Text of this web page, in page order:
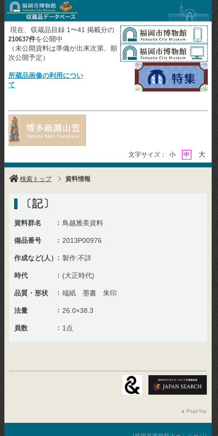
現在、収蔵品目録 1〜41 掲載分の
210637件を公開中
（未公開資料は準備が出来次第、順
次公開予定）
所蔵品画像の利用につい
て
文字サイズ： 小 中 大
検索トップ 資料情報
〔記〕
資料群名 鳥越雅美資料
備品番号 2013P00976
作成など(人） 製作:不詳
時代 (大正時代)
品質・形状 端紙 墨書 朱印
法量 26.0×38.3
員数 1点
PageTop